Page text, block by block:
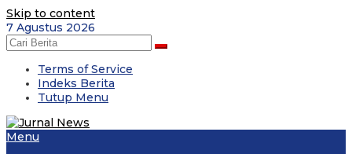
Skip to content
7 Agustus 2026
Terms of Service
Indeks Berita
Tutup Menu
Menu